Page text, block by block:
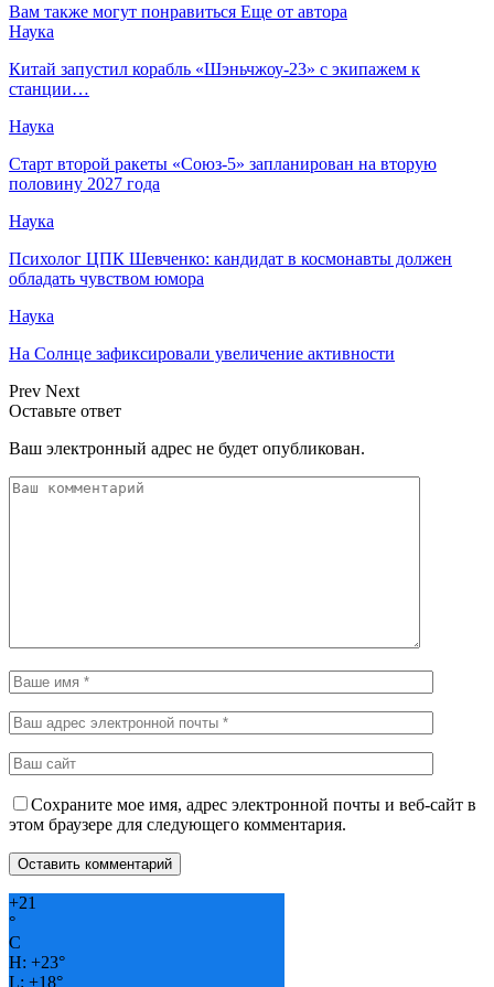
Вам также могут понравиться Еще от автора
Наука
Китай запустил корабль «Шэньчжоу-23» с экипажем к
станции…
Наука
Старт второй ракеты «Союз-5» запланирован на вторую
половину 2027 года
Наука
Психолог ЦПК Шевченко: кандидат в космонавты должен
обладать чувством юмора
Наука
На Солнце зафиксировали увеличение активности
Prev Next
Оставьте ответ
Ваш электронный адрес не будет опубликован.
Сохраните мое имя, адрес электронной почты и веб-сайт в
этом браузере для следующего комментария.
+21
°
C
H: +23°
L: +18°